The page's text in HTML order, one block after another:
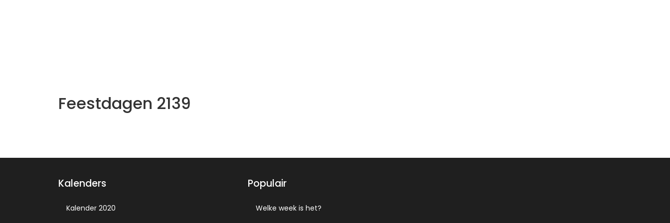
Feestdagen 2139
Kalenders
Kalender 2020
Populair
Welke week is het?